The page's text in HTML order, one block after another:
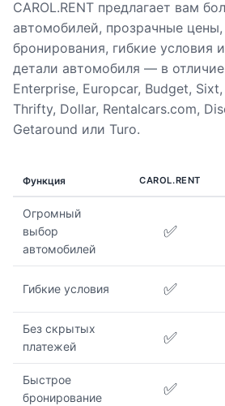
CAROL.RENT предлагает вам
автомобилей, прозрачные
бронирования, гибкие условия
детали автомобиля — в
Enterprise, Europcar, Budget,
Thrifty, Dollar, Rentalcars.com,
Getaround или Turo.
Функция CAROL.RENT
Огромный
выбор
автомобилей
✅
Гибкие условия ✅
Без скрытых
платежей
✅
Быстрое
бронирование
✅